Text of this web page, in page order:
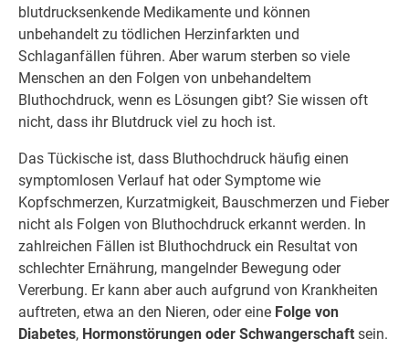
blutdrucksenkende Medikamente und können
unbehandelt zu tödlichen Herzinfarkten und
Schlaganfällen führen. Aber warum sterben so viele
Menschen an den Folgen von unbehandeltem
Bluthochdruck, wenn es Lösungen gibt? Sie wissen oft
nicht, dass ihr Blutdruck viel zu hoch ist.
Das Tückische ist, dass Bluthochdruck häufig einen
symptomlosen Verlauf hat oder Symptome wie
Kopfschmerzen, Kurzatmigkeit, Bauschmerzen und Fieber
nicht als Folgen von Bluthochdruck erkannt werden. In
zahlreichen Fällen ist Bluthochdruck ein Resultat von
schlechter Ernährung, mangelnder Bewegung oder
Vererbung. Er kann aber auch aufgrund von Krankheiten
auftreten, etwa an den Nieren, oder eine Folge von
Diabetes, Hormonstörungen oder Schwangerschaft sein.